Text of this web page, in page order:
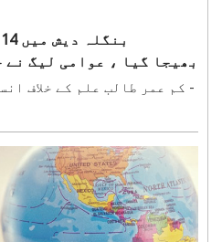
بھیجا گیا ، عوامی لیگ
ناجائز
- کم عمر طالب علم کے خلاف